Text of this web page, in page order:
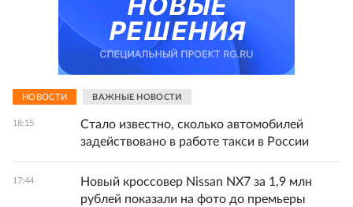
НОВОСТИ ВАЖНЫЕ НОВОСТИ
18:15
Стало известно, сколько автомобилей
задействовано в работе такси в России
17:44
Новый кроссовер Nissan NX7 за 1,9 млн
рублей показали на фото до премьеры